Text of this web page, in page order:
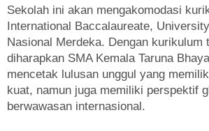
Sekolah ini akan mengakomodasi
International Baccalaureate,
Nasional Merdeka. Dengan kurikulum
diharapkan SMA Kemala Taruna
mencetak lulusan unggul yang
kuat, namun juga memiliki perspektif
berwawasan internasional.